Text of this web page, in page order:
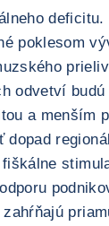
poklesom
odvetví
a menším
dopad